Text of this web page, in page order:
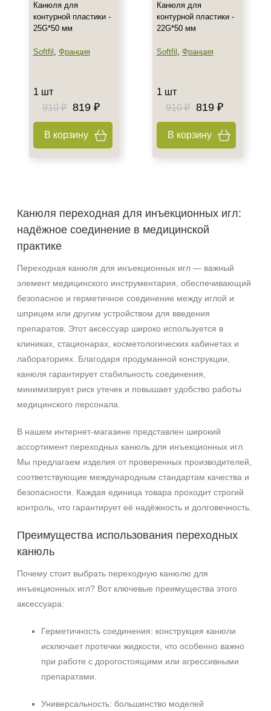
Канюля для
контурной пластики -
25G*50 мм
Softfil , Франция
1 шт
910 ₽ 819 ₽
В корзину
Канюля для
контурной пластики -
22G*50 мм
Softfil , Франция
1 шт
910 ₽ 819 ₽
В корзину
Канюля переходная для инъекционных игл:
надёжное соединение в медицинской
практике
Переходная канюля для инъекционных игл — важный
элемент медицинского инструментария, обеспечивающий
безопасное и герметичное соединение между иглой и
шприцем или другим устройством для введения
препаратов. Этот аксессуар широко используется в
клиниках, стационарах, косметологических кабинетах и
лабораториях. Благодаря продуманной конструкции,
канюля гарантирует стабильность соединения,
минимизирует риск утечек и повышает удобство работы
медицинского персонала.
В нашем интернет‑магазине представлен широкий
ассортимент переходных канюль для инъекционных игл.
Мы предлагаем изделия от проверенных производителей,
соответствующие международным стандартам качества и
безопасности. Каждая единица товара проходит строгий
контроль, что гарантирует её надёжность и долговечность.
Преимущества использования переходных
канюль
Почему стоит выбрать переходную канюлю для
инъекционных игл? Вот ключевые преимущества этого
аксессуара:
Герметичность соединения: конструкция канюли
исключает протечки жидкости, что особенно важно
при работе с дорогостоящими или агрессивными
препаратами.
Универсальность: большинство моделей